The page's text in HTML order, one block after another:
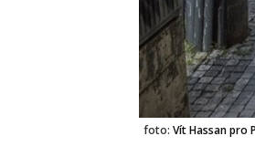
foto: Vít Hassan pro